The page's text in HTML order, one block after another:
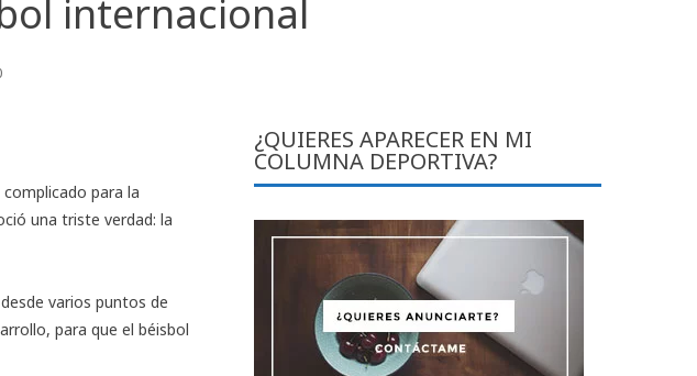
internacional
para la
una triste verdad: la
varios puntos de
para que el béisbol
¿QUIERES APARECER EN MI
COLUMNA DEPORTIVA?